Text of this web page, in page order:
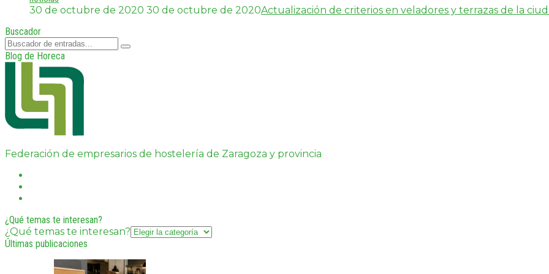
30 de octubre de 2020 30 de octubre de 2020Actualización de criterios en veladores y terrazas de la
Buscador
Blog de Horeca
Federación de empresarios de hostelería de Zaragoza y provincia
¿Qué temas te interesan?
¿Qué temas te interesan?
Últimas publicaciones